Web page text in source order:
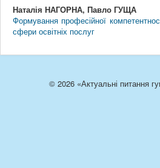
Наталія НАГОРНА, Павло ГУЩА
Формування професійної
сфери освітніх послуг
© 2026 «Актуальні питання